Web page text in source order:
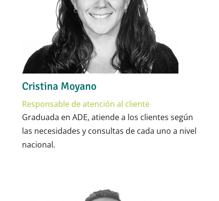
Cristina Moyano
Responsable de atención al cliente
Graduada en ADE, atiende a los clientes según
las necesidades y consultas de cada uno a nivel
nacional.